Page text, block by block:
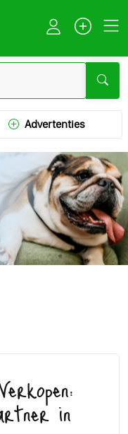
Advertenties
in